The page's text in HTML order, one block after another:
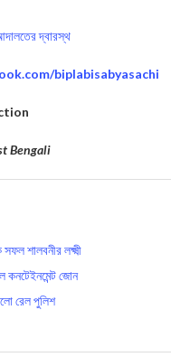
দ্বারস্থ
biplabisabyasachi
Bengali
শালবনীর লক্ষ্মী
কনটেইনমেন্ট জোন
রেল পুলিশ